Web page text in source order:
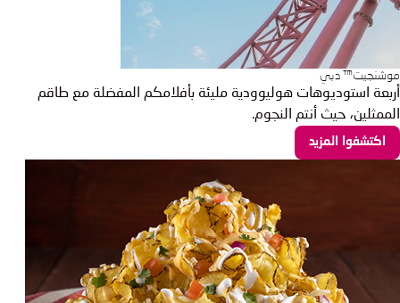
موشنجيت™ دبي
أربعة استوديوهات هوليوودية مليئة بأفلامكم المفضلة مع طاقم
الممثلين، حيث أنتم النجوم.
اكتشفوا المزيد